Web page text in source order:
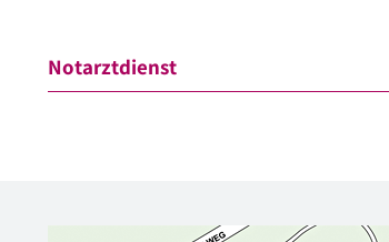
Notarztdienst